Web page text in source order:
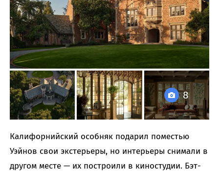
8
Калифорнийский особняк подарил поместью
Уэйнов свои экстерьеры, но интерьеры снимали в
другом месте — их построили в киностудии. Бэт-